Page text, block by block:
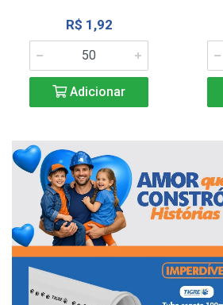
R$ 1,92
Adicionar